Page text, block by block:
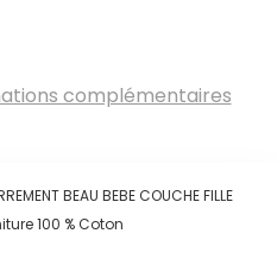
complémentaires
BEAU BEBE COUCHE FILLE
100 % Coton